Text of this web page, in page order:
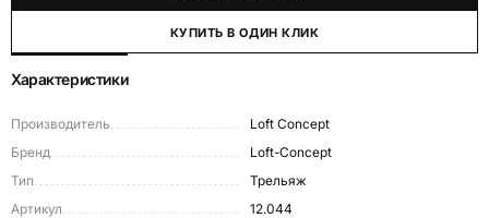
КУПИТЬ В ОДИН КЛИК
Характеристики
Производитель
Loft Concept
Бренд
Loft-Concept
Тип
Трельяж
Артикул
12.044